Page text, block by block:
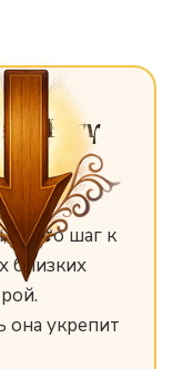
Богу
— это шаг к
близких
укрепит